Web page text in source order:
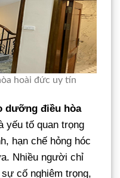
hoài đức uy tín
dưỡng điều hòa
yếu tố quan trọng
hạn chế hỏng hóc
Nhiều người chỉ
cố nghiêm trọng,